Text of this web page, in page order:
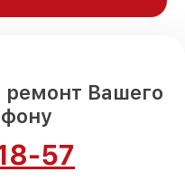
ремонт Вашего
57